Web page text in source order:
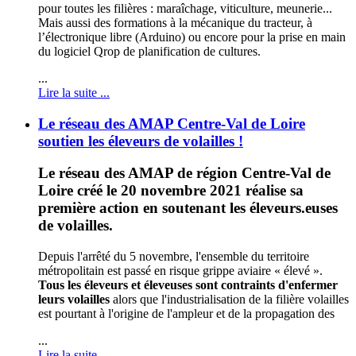
pour toutes les filières : maraîchage, viticulture, meunerie...
Mais aussi des formations à la mécanique du tracteur, à
l’électronique libre (Arduino) ou encore pour la prise en main
du logiciel Qrop de planification de cultures.
...
Lire la suite ...
Le réseau des AMAP Centre-Val de Loire
soutien les éleveurs de volailles !
Le réseau des AMAP de région Centre-Val de
Loire créé le 20 novembre 2021 réalise sa
première action en soutenant les éleveurs.euses
de volailles.
Depuis l'arrêté du 5 novembre, l'ensemble du territoire
métropolitain est passé en risque grippe aviaire « élevé ».
Tous les éleveurs et éleveuses sont contraints d'enfermer
leurs volailles alors que l'industrialisation de la filière volailles
est pourtant à l'origine de l'ampleur et de la propagation des
...